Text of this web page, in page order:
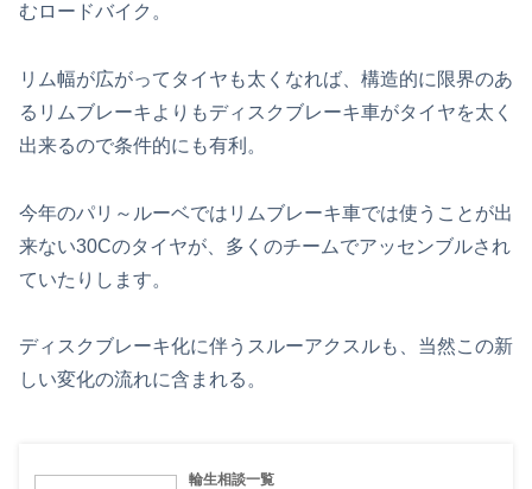
むロードバイク。
リム幅が広がってタイヤも太くなれば、構造的に限界のあ
るリムブレーキよりもディスクブレーキ車がタイヤを太く
出来るので条件的にも有利。
今年のパリ～ルーベではリムブレーキ車では使うことが出
来ない30Cのタイヤが、多くのチームでアッセンブルされ
ていたりします。
ディスクブレーキ化に伴うスルーアクスルも、当然この新
しい変化の流れに含まれる。
輪生相談一覧